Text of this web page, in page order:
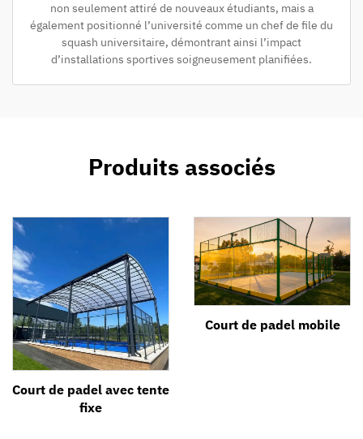
non seulement attiré de nouveaux étudiants, mais a
également positionné l’université comme un chef de file du
squash universitaire, démontrant ainsi l’impact
d’installations sportives soigneusement planifiées.
Produits associés
Court de padel avec tente
fixe
Court de padel mobile